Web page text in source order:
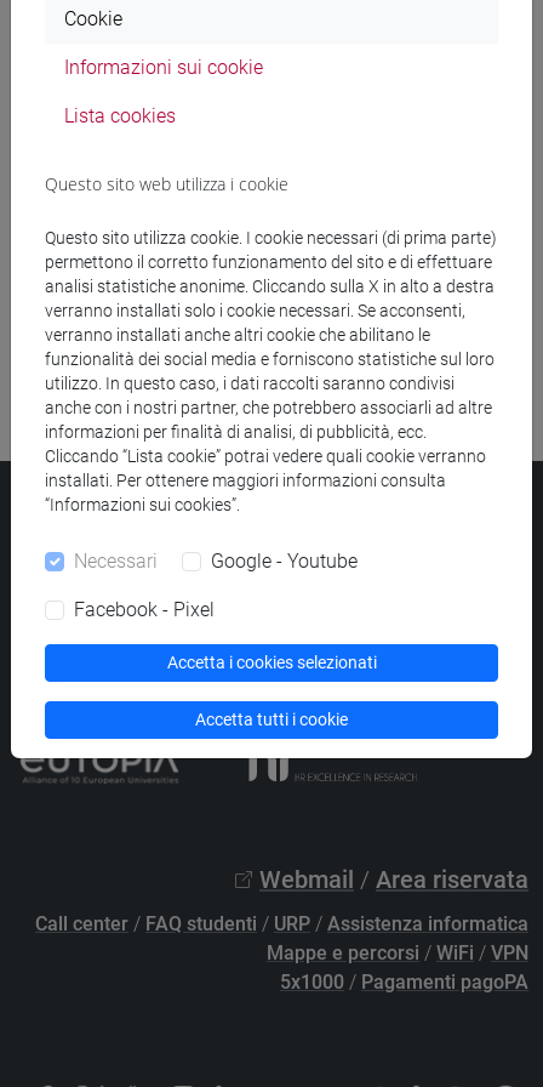
Ricerca insegnamenti
Ricerca pubblicazioni
Ricerca risorse bibliografiche
Università Ca’ Foscari
PECprotocollo@pec.unive.it
Privacy/Cookies/Credits e note legali
Elenco siti tematici
Webmail / Area riservata
Call center / FAQ studenti / URP / Assistenza informatica
Mappe e percorsi / WiFi / VPN
5x1000 / Pagamenti pagoPA
Cookie
Informazioni sui cookie
Lista cookies
Questo sito web utilizza i cookie
Questo sito utilizza cookie. I cookie necessari (di prima parte)
permettono il corretto funzionamento del sito e di effettuare
analisi statistiche anonime. Cliccando sulla X in alto a destra
verranno installati solo i cookie necessari. Se acconsenti,
verranno installati anche altri cookie che abilitano le
funzionalità dei social media e forniscono statistiche sul loro
utilizzo. In questo caso, i dati raccolti saranno condivisi
anche con i nostri partner, che potrebbero associarli ad altre
informazioni per finalità di analisi, di pubblicità, ecc.
Cliccando “Lista cookie” potrai vedere quali cookie verranno
installati. Per ottenere maggiori informazioni consulta
“Informazioni sui cookies”.
Necessari Google - Youtube
Facebook - Pixel
Accetta i cookies selezionati
Accetta tutti i cookie